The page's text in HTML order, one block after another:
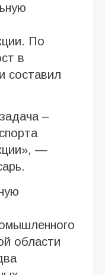
По
в
составил
–
—
области